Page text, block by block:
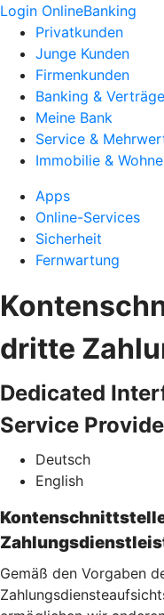
Login OnlineBanking
Privatkunden
Junge Kunden
Firmenkunden
Banking & Verträge
Meine Bank
Service &
Immobilie &
Apps
Online-Services
Sicherheit
Fernwartung
dritte
Dedicated
Service
Deutsch
English
Gemäß den Vorgaben